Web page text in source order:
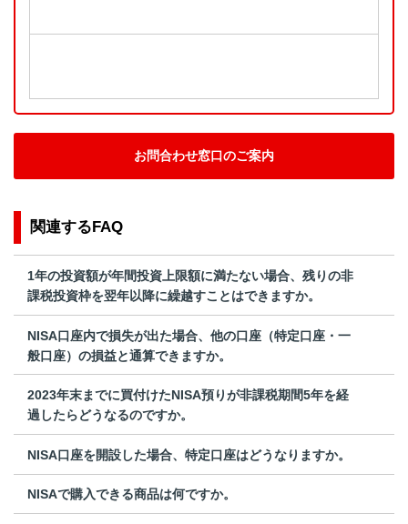
お問合わせ窓口のご案内
関連するFAQ
1年の投資額が年間投資上限額に満たない場合、残りの非
課税投資枠を翌年以降に繰越すことはできますか。
NISA口座内で損失が出た場合、他の口座（特定口座・一
般口座）の損益と通算できますか。
2023年末までに買付けたNISA預りが非課税期間5年を経
過したらどうなるのですか。
NISA口座を開設した場合、特定口座はどうなりますか。
NISAで購入できる商品は何ですか。